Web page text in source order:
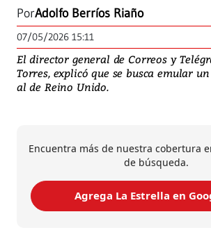
PorAdolfo Berríos Riaño
07/05/2026 15:11
El director general de Correos y
Torres, explicó que se busca emular
al de Reino Unido.
Encuentra más de nuestra cobertura
de búsqueda.
Agrega La Estrella en